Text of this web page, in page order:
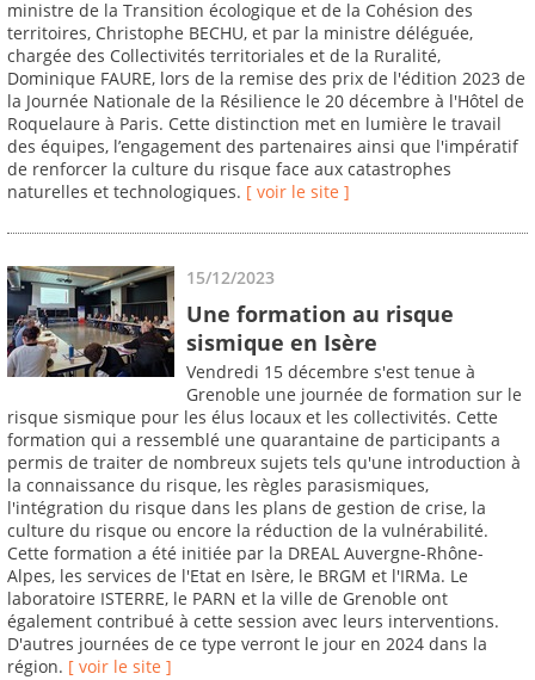
ministre de la Transition écologique et de la Cohésion des
territoires, Christophe BECHU, et par la ministre déléguée,
chargée des Collectivités territoriales et de la Ruralité,
Dominique FAURE, lors de la remise des prix de l'édition 2023 de
la Journée Nationale de la Résilience le 20 décembre à l'Hôtel de
Roquelaure à Paris. Cette distinction met en lumière le travail
des équipes, l’engagement des partenaires ainsi que l'impératif
de renforcer la culture du risque face aux catastrophes
naturelles et technologiques. [ voir le site ]
15/12/2023
Une formation au risque
sismique en Isère
Vendredi 15 décembre s'est tenue à
Grenoble une journée de formation sur le
risque sismique pour les élus locaux et les collectivités. Cette
formation qui a ressemblé une quarantaine de participants a
permis de traiter de nombreux sujets tels qu'une introduction à
la connaissance du risque, les règles parasismiques,
l'intégration du risque dans les plans de gestion de crise, la
culture du risque ou encore la réduction de la vulnérabilité.
Cette formation a été initiée par la DREAL Auvergne-Rhône-
Alpes, les services de l'Etat en Isère, le BRGM et l'IRMa. Le
laboratoire ISTERRE, le PARN et la ville de Grenoble ont
également contribué à cette session avec leurs interventions.
D'autres journées de ce type verront le jour en 2024 dans la
région. [ voir le site ]